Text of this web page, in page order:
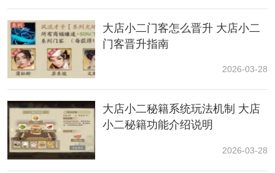
在时空扭蛋里可以消耗扭扭币抽取门客，抽取前可以选
择心愿门客，每抽到两次绝世门客必定会抽到心愿门
客。
通行证
个传奇品质坚毅系门客之一，是坚毅系店铺养成必不可
少的门客。
大店小二门客怎么晋升 大店小二
门客晋升指南
2026-03-28
大店小二秘籍系统玩法机制 大店
小二秘籍功能介绍说明
2026-03-28